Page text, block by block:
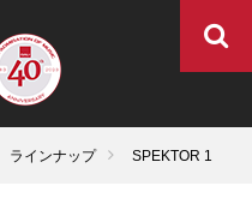
ラインナップ SPEKTOR 1